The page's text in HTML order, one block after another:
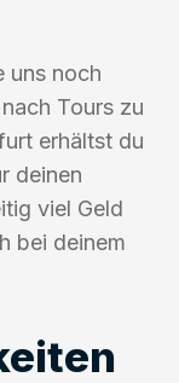
uns noch
Tours zu
erhältst du
deinen
viel Geld
bei deinem